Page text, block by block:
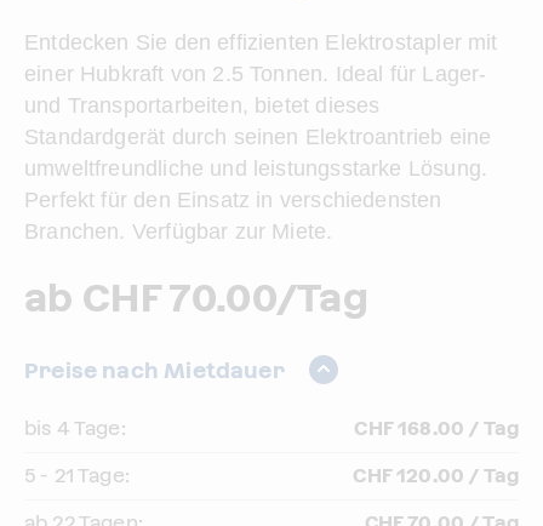
Entdecken Sie den effizienten Elektrostapler mit
einer Hubkraft von 2.5 Tonnen. Ideal für Lager-
und Transportarbeiten, bietet dieses
Standardgerät durch seinen Elektroantrieb eine
umweltfreundliche und leistungsstarke Lösung.
Perfekt für den Einsatz in verschiedensten
Branchen. Verfügbar zur Miete.
ab CHF 70.00/Tag
Preise nach Mietdauer
bis 4 Tage: CHF 168.00 / Tag
5 - 21 Tage: CHF 120.00 / Tag